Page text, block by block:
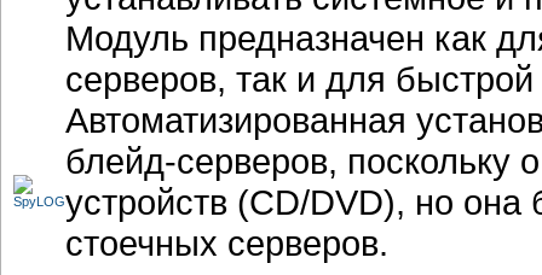
Модуль предназначен как
серверов, так и для
Автоматизированная
блейд-серверов,
устройств (CD/DVD), но
стоечных серверов.